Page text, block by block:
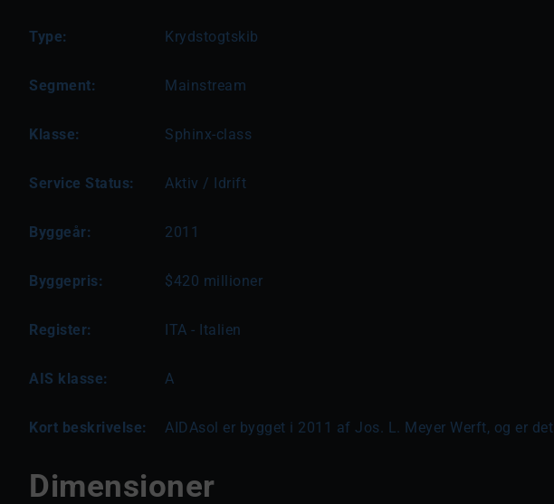
Type: Krydstogtskib
Segment: Mainstream
Klasse: Sphinx-class
Service Status: Aktiv / Idrift
Byggeår: 2011
Byggepris: $420 millioner
Register: ITA - Italien
AIS klasse: A
Kort beskrivelse: AIDAsol er bygget i 2011 af Jos. L. Meyer Werft, og er
Dimensioner